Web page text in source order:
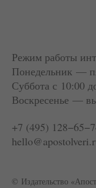
Режим работы
Понедельник —
Суббота с 10:00
Воскресенье —
+7 (495)
© Издательство